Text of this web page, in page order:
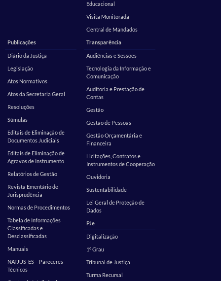
Educacional
Visita Monitorada
Central de Mandados
Publicações
Diário da Justiça
Legislação
Atos Normativos
Atos da Secretaria Geral
Resoluções
Súmulas
Editais de Eliminação de
Documentos Judiciais
Editais de Eliminação de
Agravos de Instrumento
Relatórios de Gestão
Revista Ementário de
Jurisprudência
Normas de Procedimentos
Tabela de Informações
Classificadas e
Desclassificadas
Manuais
NATJUS-ES – Pareceres
Técnicos
Transparência
Audiências e Sessões
Tecnologia da Informação e
Comunicação
Auditoria e Prestação de
Contas
Gestão
Gestão de Pessoas
Gestão Orçamentária e
Financeira
Licitações, Contratos e
Instrumentos de Cooperação
Ouvidoria
Sustentabilidade
Lei Geral de Proteção de
Dados
PJe
Digitalização
1º Grau
Tribunal de Justiça
Turma Recursal